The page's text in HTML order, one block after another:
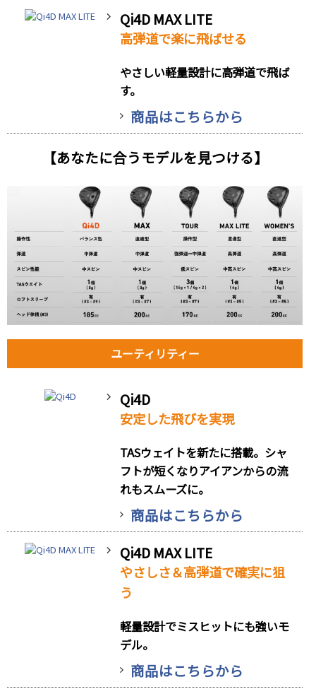
Qi4D MAX LITE
高弾道で楽に飛ばせる
やさしい軽量設計に高弾道で飛ば
す。
商品はこちらから
【あなたに合うモデルを見つける】
ユーティリティー
Qi4D
安定した飛びを実現
TASウェイトを新たに搭載。シャ
フトが短くなりアイアンからの流
れもスムーズに。
商品はこちらから
Qi4D MAX LITE
やさしさ＆高弾道で確実に狙
う
軽量設計でミスヒットにも強いモ
デル。
商品はこちらから